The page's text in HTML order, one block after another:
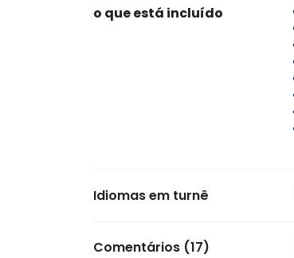
o que está incluído
Idiomas em turnê
Comentários (17)